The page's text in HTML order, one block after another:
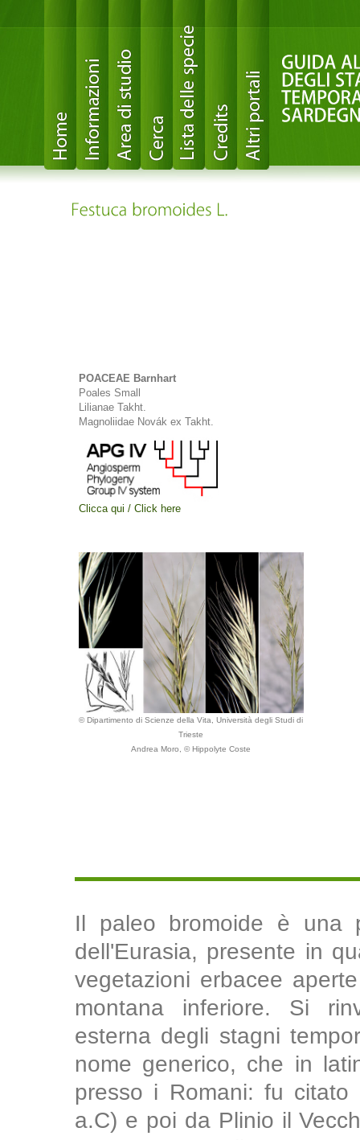
POACEAE Barnhart
Poales Small
Lilianae Takht.
Magnoliidae Novák ex Takht.
Clicca qui / Click here
© Dipartimento di Scienze della Vita, Università degli Studi di
Trieste
Andrea Moro, © Hippolyte Coste
Il paleo bromoide è una
dell'Eurasia, presente in
vegetazioni erbacee
montana inferiore. Si
esterna degli stagni
nome generico, che in
presso i Romani: fu citato
a.C) e poi da Plinio il